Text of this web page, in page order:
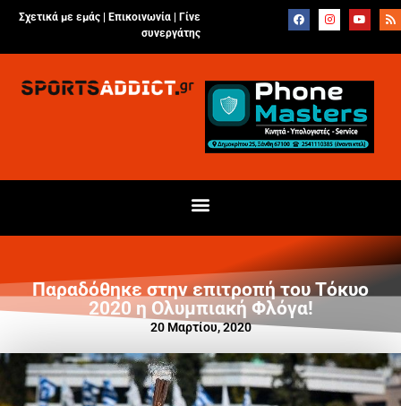
Σχετικά με εμάς | Επικοινωνία
Γίνε
συνεργάτης
Παραδόθηκε στην επιτροπή του Τόκυο
2020 η Ολυμπιακή Φλόγα!
20 Μαρτίου, 2020